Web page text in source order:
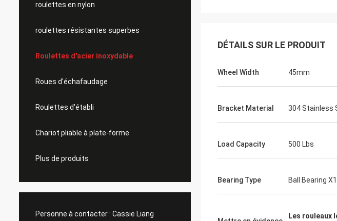
roulettes en nylon
roulettes résistantes superbes
Roulettes d'acier inoxydable
Roues d'échafaudage
Roulettes d'établi
Chariot pliable à plate-forme
Plus de produits
Personne à contacter : Cassie Liang
DÉTAILS SUR LE PRODUIT
Wheel Width 45mm
Bracket Material 304 Stainless
Load Capacity 500 Lbs
Bearing Type Ball Bearing X1
Les rouleaux